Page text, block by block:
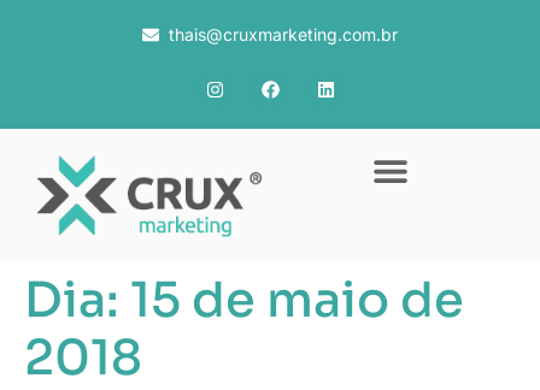
thais@cruxmarketing.com.br
Dia: 15 de maio de
2018